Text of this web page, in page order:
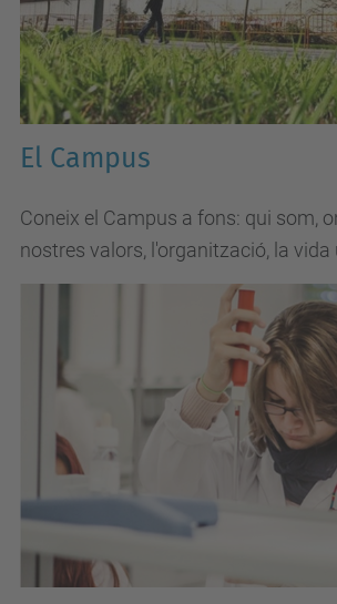
El Campus
Coneix el Campus a fons: qui som,
nostres valors, l'organització, la vida